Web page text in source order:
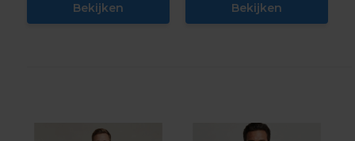
Bekijken Bekijken